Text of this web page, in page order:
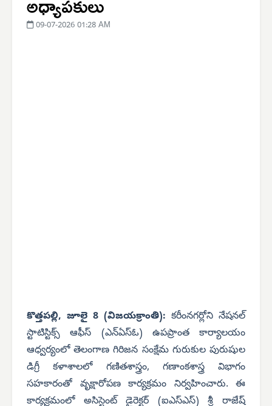
09-07-2026 01:28 AM
కొత్తపల్లి, జూలై 8 (విజయక్రాంతి): కరీంనగర్లోని నేషనల్
స్టాటిస్టిక్స్ ఆఫీస్ (ఎన్‌ఏస్‌ఓ) ఉపప్రాంత కార్యాలయం
ఆధ్వర్యంలో తెలంగాణ గిరిజన సంక్షేమ గురుకుల పురుషుల
డిగ్రీ కళాశాలలో గణితశాస్త్రం, గణాంకశాస్త్ర విభాగం
సహకారంతో వృక్షారోపణ కార్యక్రమం నిర్వహించారు. ఈ
కార్యక్రమంలో అసిస్టెంట్ డైరెక్టర్ (ఐఎస్‌ఎస్) శ్రీ రాజేష్